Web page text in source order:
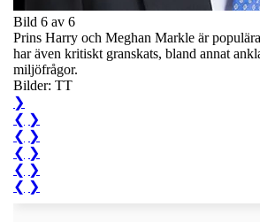
Bild 6 av 6
Prins Harry och Meghan Markle är
har även kritiskt granskats, bland annat
miljöfrågor.
Bilder: TT
❯
❮ ❯
❮ ❯
❮ ❯
❮ ❯
❮ ❯